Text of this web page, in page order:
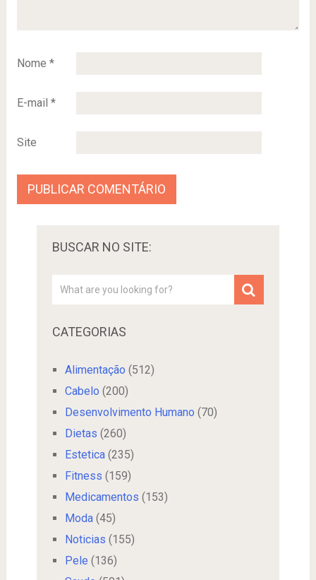
Nome *
E-mail *
Site
BUSCAR NO SITE:
CATEGORIAS
Alimentação (512)
Cabelo (200)
Desenvolvimento Humano (70)
Dietas (260)
Estetica(235)
Fitness (159)
Medicamentos (153)
Moda(45)
Noticias (155)
Pele (136)